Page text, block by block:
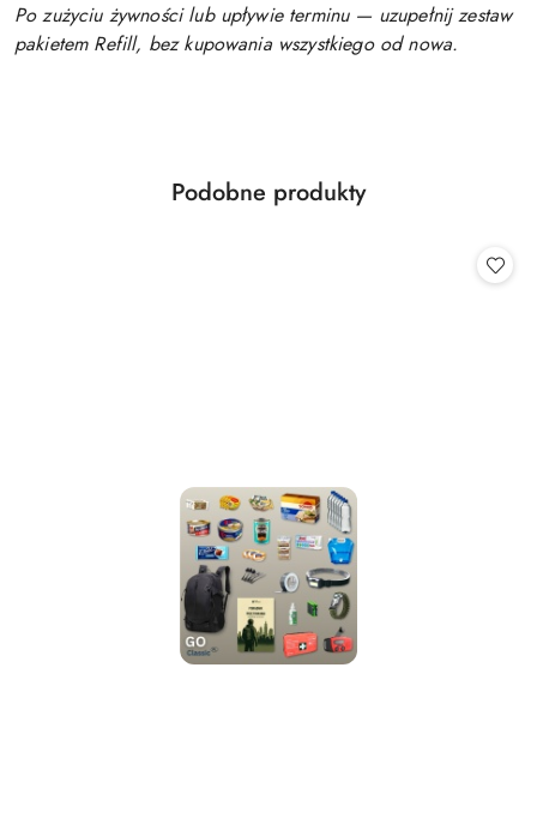
Po zużyciu żywności lub upływie terminu — uzupełnij zestaw
pakietem Refill, bez kupowania wszystkiego od nowa.
Pomiń karuzelę produktów
Produkty
Podobne produkty